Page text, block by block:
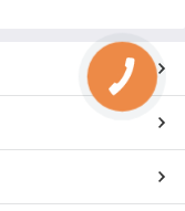
КНОПКА
ЗВ'ЯЗКУ